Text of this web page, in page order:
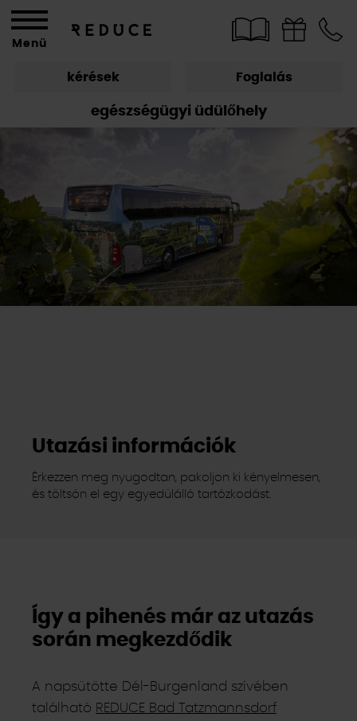
Utazási információk
Érkezzen meg nyugodtan, pakoljon ki kényelmesen,
és töltsön el egy egyedülálló tartózkodást.
egészségügyi üdülőhely
kérések Foglalás
Így a pihenés már az utazás
során megkezdődik
A napsütötte Dél-Burgenland szívében
található REDUCE Bad Tatzmannsdorf
Menü